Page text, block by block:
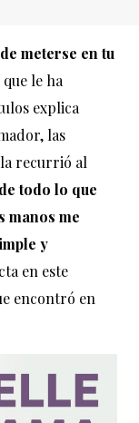
meterse en tu
le ha
explica
las
recurrió al
todo lo que
manos me
y
en este
encontró en